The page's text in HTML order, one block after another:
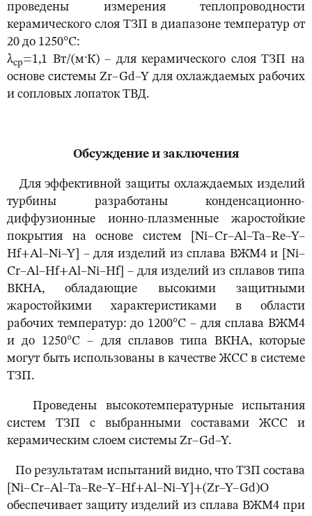
проведены измерения теплопроводности
керамического слоя ТЗП в диапазоне температур от
20 до 1250°С:
λср=1,1 Вт/(м·К) – для керамического слоя ТЗП на
основе системы Zr–Gd–Y для охлаждаемых рабочих
и сопловых лопаток ТВД.
Обсуждение и заключения
Для эффективной защиты охлаждаемых изделий
турбины разработаны конденсационно-
диффузионные ионно-плазменные жаростойкие
покрытия на основе систем [Ni–Cr–Al–Ta–Re–Y–
Hf+Al–Ni–Y] – для изделий из сплава ВЖМ4 и [Ni–
Cr–Al–Hf+Al–Ni–Hf] – для изделий из сплавов типа
ВКНА, обладающие высокими защитными
жаростойкими характеристиками в области
рабочих температур: до 1200°С – для сплава ВЖМ4
и до 1250°С – для сплавов типа ВКНА, которые
могут быть использованы в качестве ЖСС в системе
ТЗП.
Проведены высокотемпературные испытания
систем ТЗП с выбранными составами ЖСС и
керамическим слоем системы Zr–Gd–Y.
По результатам испытаний видно, что ТЗП состава
[Ni–Cr–Al–Ta–Re–Y–Hf+Al–Ni–Y]+(Zr–Y–Gd)O
обеспечивает защиту изделий из сплава ВЖМ4 при